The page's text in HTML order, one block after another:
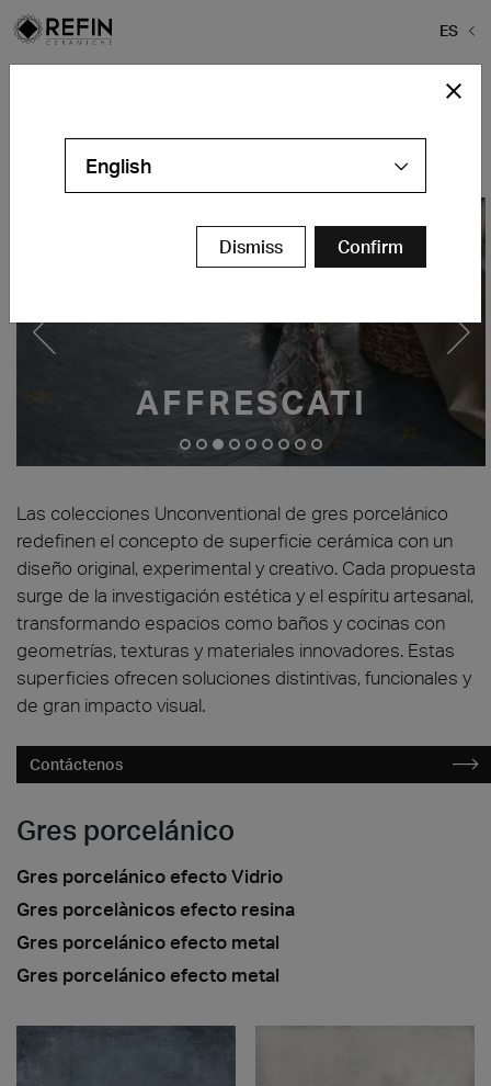
ES
Unconventional
AFFRESCATI
Las colecciones Unconventional de gres porcelánico
redefinen el concepto de superficie cerámica con un
diseño original, experimental y creativo. Cada propuesta
surge de la investigación estética y el espíritu artesanal,
transformando espacios como baños y cocinas con
geometrías, texturas y materiales innovadores. Estas
superficies ofrecen soluciones distintivas, funcionales y
de gran impacto visual.
Contáctenos
Gres porcelánico
Gres porcelánico efecto Vidrio
Gres porcelànicos efecto resina
Gres porcelánico efecto metal
Gres porcelánico efecto metal
English
Dismiss Confirm